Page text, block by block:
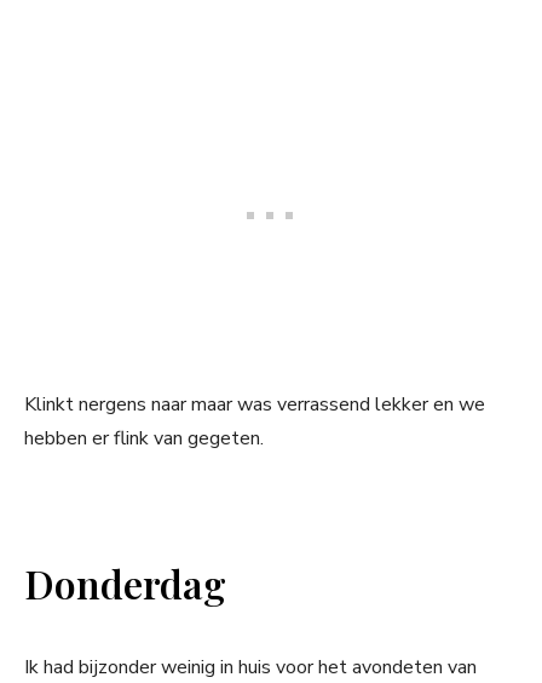
Klinkt nergens naar maar was verrassend lekker en we
hebben er flink van gegeten.
Donderdag
Ik had bijzonder weinig in huis voor het avondeten van